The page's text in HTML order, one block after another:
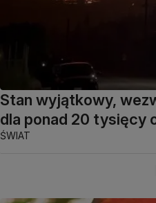
Stan wyjątkowy,
dla ponad 20 tysięcy
ŚWIAT